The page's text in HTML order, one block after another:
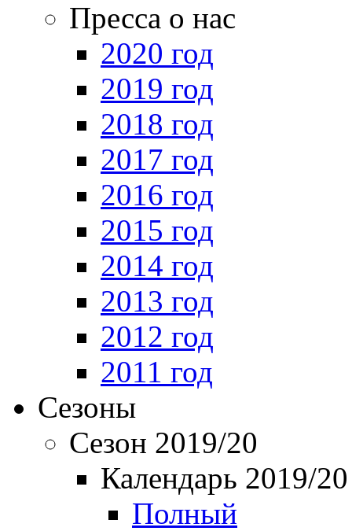
Пресса о нас
2020 год
2019 год
2018 год
2017 год
2016 год
2015 год
2014 год
2013 год
2012 год
2011 год
Сезоны
Сезон 2019/20
Календарь 2019/20
Полный